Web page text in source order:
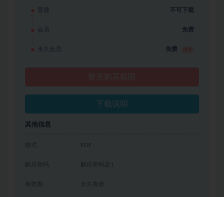
普通 不可下载
会员 免费
永久会员 免费
下载说明
其他信息
格式 PDF
解压密码是1
有效期 永久有效